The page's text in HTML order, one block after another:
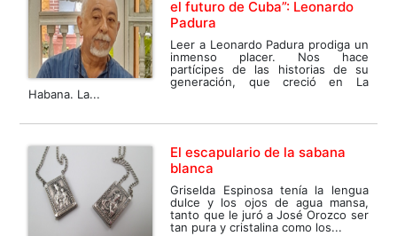
el futuro de Cuba”: Leonardo
Padura
Leer a Leonardo Padura prodiga un
inmenso placer. Nos hace
partícipes de las historias de su
generación, que creció en La
Habana. La...
El escapulario de la sabana
blanca
Griselda Espinosa tenía la lengua
dulce y los ojos de agua mansa,
tanto que le juró a José Orozco ser
tan pura y cristalina como los...